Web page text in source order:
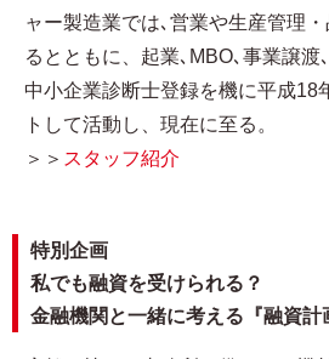
ャー製造業では､営業や生産管理
るとともに、起業､MBO､事業譲渡
中小企業診断士登録を機に平成18
トして活動し、現在に至る。
＞＞ スタッフ紹介
特別企画
私でも融資を受けられる？
金融機関と一緒に考える『融資計